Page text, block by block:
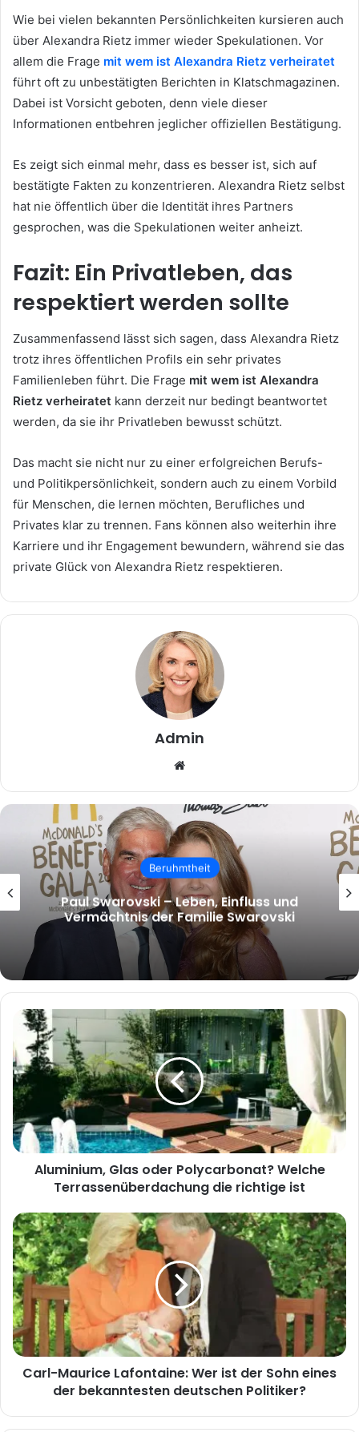
Wie bei vielen bekannten Persönlichkeiten kursieren auch
über Alexandra Rietz immer wieder Spekulationen. Vor
allem die Frage mit wem ist Alexandra Rietz verheiratet
führt oft zu unbestätigten Berichten in Klatschmagazinen.
Dabei ist Vorsicht geboten, denn viele dieser
Informationen entbehren jeglicher offiziellen Bestätigung.
Es zeigt sich einmal mehr, dass es besser ist, sich auf
bestätigte Fakten zu konzentrieren. Alexandra Rietz selbst
hat nie öffentlich über die Identität ihres Partners
gesprochen, was die Spekulationen weiter anheizt.
Fazit: Ein Privatleben, das
respektiert werden sollte
Zusammenfassend lässt sich sagen, dass Alexandra Rietz
trotz ihres öffentlichen Profils ein sehr privates
Familienleben führt. Die Frage mit wem ist Alexandra
Rietz verheiratet kann derzeit nur bedingt beantwortet
werden, da sie ihr Privatleben bewusst schützt.
Das macht sie nicht nur zu einer erfolgreichen Berufs-
und Politikpersönlichkeit, sondern auch zu einem Vorbild
für Menschen, die lernen möchten, Berufliches und
Privates klar zu trennen. Fans können also weiterhin ihre
Karriere und ihr Engagement bewundern, während sie das
private Glück von Alexandra Rietz respektieren.
Admin
Beruhmtheit
malcolm.mcrae – Wer ist Malcolm
McRae und warum wächst das Interesse
an ihm?
Aluminium,
Glas
oder
Polycarbonat?
Welche
Terrassenüberdachung
die
richtige
ist
Aluminium, Glas oder Polycarbonat? Welche
Terrassenüberdachung die richtige ist
Carl-
Maurice
Lafontaine:
Wer
ist
der
Sohn
eines
der
bekanntesten
deutschen
Carl-Maurice Lafontaine: Wer ist der Sohn eines
der bekanntesten deutschen Politiker?